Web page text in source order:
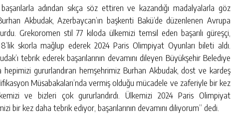
adından sıkça söz ettiren ve kazandığı madalyalarla göz
Akbudak, Azerbaycan’ın başkenti Bakü’de düzenlenen Avrupa
Grekoromen stil 77 kiloda ülkemizi temsil eden başarılı güreşçi,
skorla mağlup ederek 2024 Paris Olimpiyat Oyunları bileti aldı.
tebrik ederek başarılarının devamını dileyen Büyükşehir Belediye
hepimizi gururlandıran hemşehrimiz Burhan Akbudak, dost ve kardeş
Müsabakaları’nda vermiş olduğu mücadele ve zaferiyle bir kez
ve bizleri çok gururlandırdı. Ülkemizi 2024 Paris Olimpiyat
bir kez daha tebrik ediyor, başarılarının devamını diliyorum” dedi.